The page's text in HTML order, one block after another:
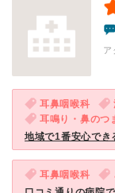
耳鼻咽喉科
耳鳴り・鼻のつ
地域で1番安心でき
耳鼻咽喉科